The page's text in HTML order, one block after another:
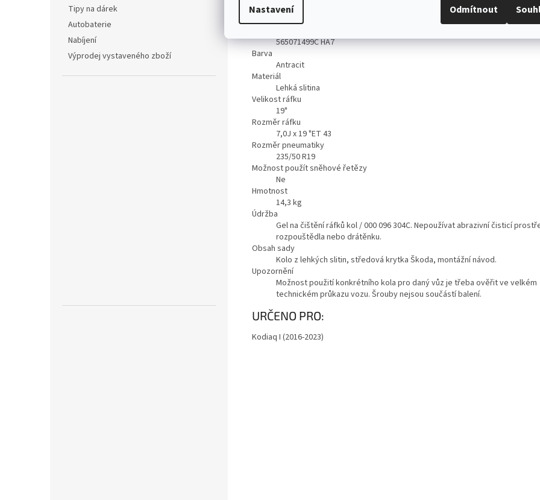
Nastavení Odmítnout
Tipy na dárek
Autobaterie
Nabíjení
Výprodej vystaveného zboží
TECHNICKÁ SPECIFIKACE
565071499C HA7
Barva
Antracit
Materiál
Lehká slitina
Velikost ráfku
19"
Rozměr ráfku
7,0J x 19 "ET 43
Rozměr pneumatiky
235/50 R19
Možnost použít sněhové řetězy
Ne
Hmotnost
14,3 kg
Údržba
Gel na čištění ráfků kol / 000 096 304C. Nepoužívat abrazivní čisticí
rozpouštědla nebo drátěnku.
Obsah sady
Kolo z lehkých slitin, středová krytka Škoda, montážní návod.
Upozornění
Možnost použití konkrétního kola pro daný vůz je třeba ověřit ve velkém
technickém průkazu vozu. Šrouby nejsou součástí balení.
méně
URČENO PRO:
Kodiaq I (2016-2023)